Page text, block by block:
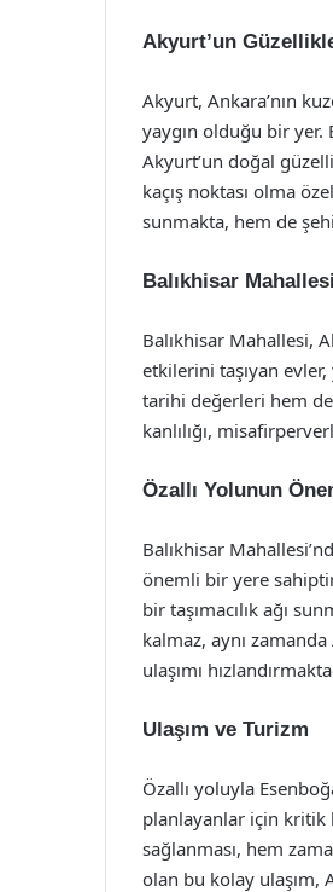
Akyurt’un
Akyurt, Ankara’nın
yaygın olduğu bir yer.
Akyurt’un doğal
kaçış noktası olma
sunmakta, hem de
Balıkhisar
Balıkhisar Mahallesi,
etkilerini taşıyan
tarihi değerleri hem
kanlılığı,
Özallı Yolunun
Balıkhisar
önemli bir yere
bir taşımacılık ağı
kalmaz, aynı
ulaşımı
Ulaşım ve Turizm
Özallı yoluyla
planlayanlar için kritik
sağlanması, hem
olan bu kolay ulaşım,